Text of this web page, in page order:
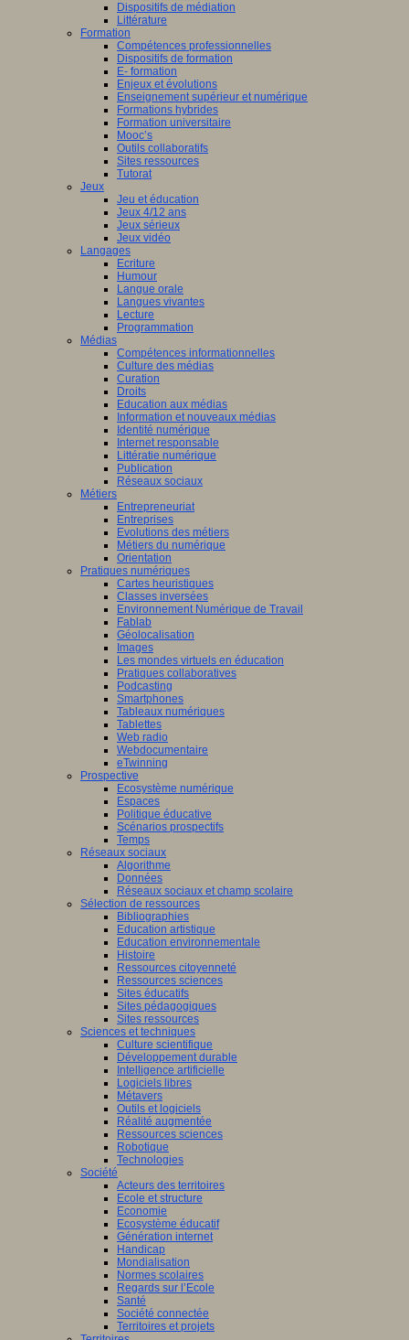
Dispositifs de médiation
Littérature
Formation
Compétences professionnelles
Dispositifs de formation
E- formation
Enjeux et évolutions
Enseignement supérieur et numérique
Formations hybrides
Formation universitaire
Mooc’s
Outils collaboratifs
Sites ressources
Tutorat
Jeux
Jeu et éducation
Jeux 4/12 ans
Jeux sérieux
Jeux vidéo
Langages
Ecriture
Humour
Langue orale
Langues vivantes
Lecture
Programmation
Médias
Compétences informationnelles
Culture des médias
Curation
Droits
Education aux médias
Information et nouveaux médias
Identité numérique
Internet responsable
Littératie numérique
Publication
Réseaux sociaux
Métiers
Entrepreneuriat
Entreprises
Evolutions des métiers
Métiers du numérique
Orientation
Pratiques numériques
Cartes heuristiques
Classes inversées
Environnement Numérique de Travail
Fablab
Géolocalisation
Images
Les mondes virtuels en éducation
Pratiques collaboratives
Podcasting
Smartphones
Tableaux numériques
Tablettes
Web radio
Webdocumentaire
eTwinning
Prospective
Ecosystème numérique
Espaces
Politique éducative
Scénarios prospectifs
Temps
Réseaux sociaux
Algorithme
Données
Réseaux sociaux et champ scolaire
Sélection de ressources
Bibliographies
Education artistique
Education environnementale
Histoire
Ressources citoyenneté
Ressources sciences
Sites éducatifs
Sites pédagogiques
Sites ressources
Sciences et techniques
Culture scientifique
Développement durable
Intelligence artificielle
Logiciels libres
Métavers
Outils et logiciels
Réalité augmentée
Ressources sciences
Robotique
Technologies
Société
Acteurs des territoires
Ecole et structure
Economie
Ecosystème éducatif
Génération internet
Handicap
Mondialisation
Normes scolaires
Regards sur l’Ecole
Santé
Société connectée
Territoires et projets